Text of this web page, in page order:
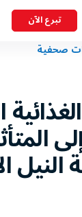
تبرع الآن
صحفية
النيل